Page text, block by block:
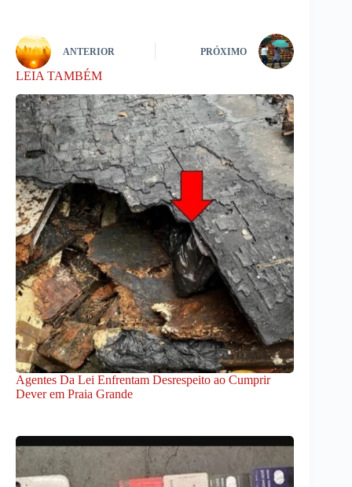
ANTERIOR PRÓXIMO
LEIA TAMBÉM
Agentes Da Lei Enfrentam Desrespeito ao Cumprir
Dever em Praia Grande